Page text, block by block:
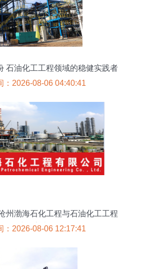
石油化工工程领域的稳健实践者
：2026-08-06 04:40:41
州渤海石化工程与石油化工工程
的诚信之光
：2026-08-06 12:17:41